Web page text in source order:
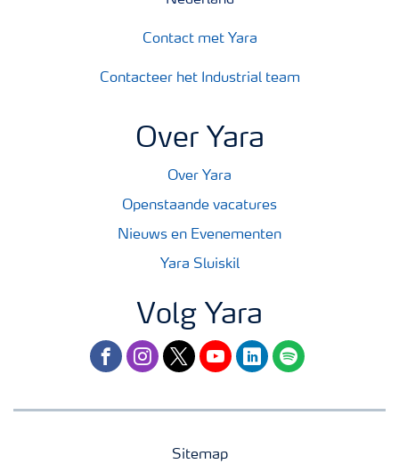
Contact met Yara
Contacteer het Industrial team
Over Yara
Over Yara
Openstaande vacatures
Nieuws en Evenementen
Yara Sluiskil
Volg Yara
facebookinstagram
twitteryoutubelinkedinspotify
Sitemap